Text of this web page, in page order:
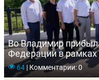
Во Владимир
Федерации в
маршрут. Мобильный
64 |Комментарии: 0